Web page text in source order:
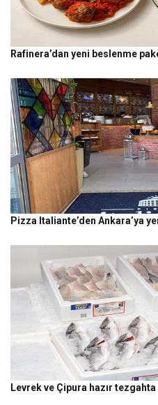
Rafinera’dan yeni beslenme
Pizza Italiante’den Ankara’ya
Levrek ve Çipura hazır tezgahta